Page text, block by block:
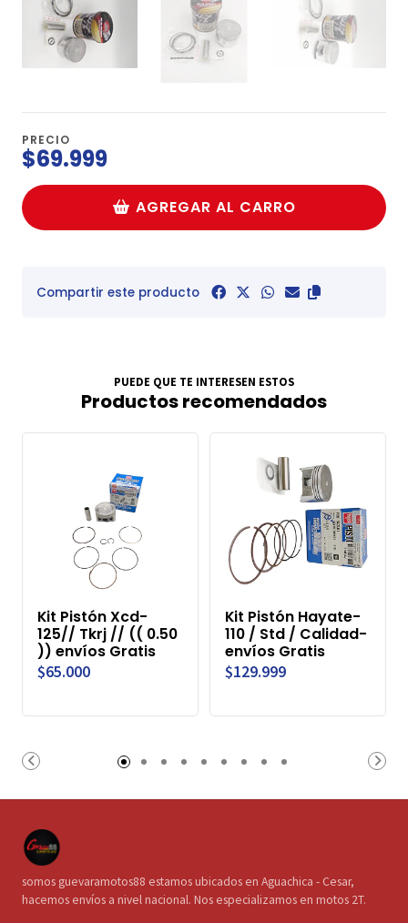
PRECIO
$69.999
AGREGAR AL CARRO
Compartir este producto
PUEDE QUE TE INTERESEN ESTOS
Productos recomendados
Kit Pistón Xcd-
125// Tkrj // (( 0.50
)) envíos Gratis
$65.000
Kit Pistón Hayate-
110 / Std / Calidad-
envíos Gratis
$129.999
somos guevaramotos88 estamos ubicados en Aguachica - Cesar,
hacemos envíos a nivel nacional. Nos especializamos en motos 2T.